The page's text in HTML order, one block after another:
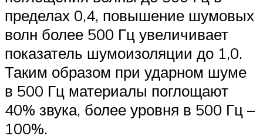
пределах 0,4, повышение шумовых
волн более 500 Гц увеличивает
показатель шумоизоляции до 1,0.
Таким образом при ударном шуме
в 500 Гц материалы поглощают
40% звука, более уровня в 500 Гц –
100%.